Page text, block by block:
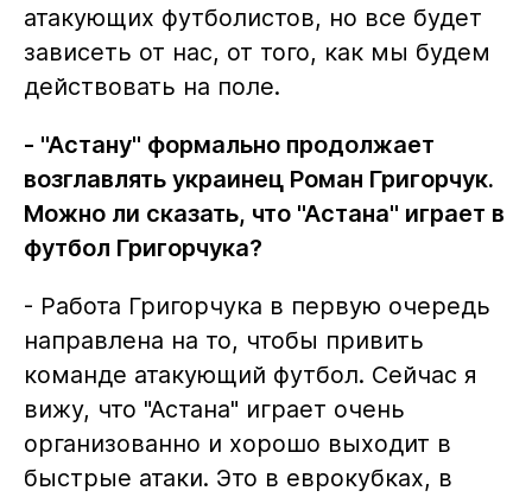
атакующих футболистов, но все будет
зависеть от нас, от того, как мы будем
действовать на поле.
- "Астану" формально продолжает
возглавлять украинец Роман Григорчук.
Можно ли сказать, что "Астана" играет в
футбол Григорчука?
- Работа Григорчука в первую очередь
направлена на то, чтобы привить
команде атакующий футбол. Сейчас я
вижу, что "Астана" играет очень
организованно и хорошо выходит в
быстрые атаки. Это в еврокубках, в